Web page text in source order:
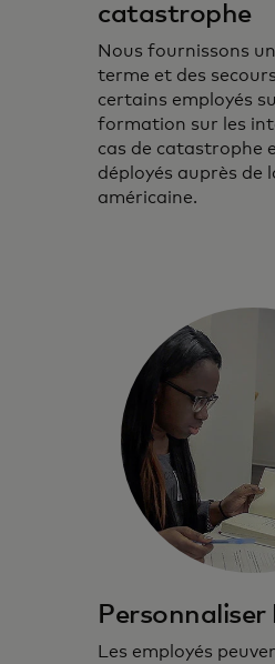
catastrophe
Nous fournissons
terme et des
certains employés
formation sur les
cas de catastrophe
déployés auprès de
américaine.
Personnaliser
Les employés